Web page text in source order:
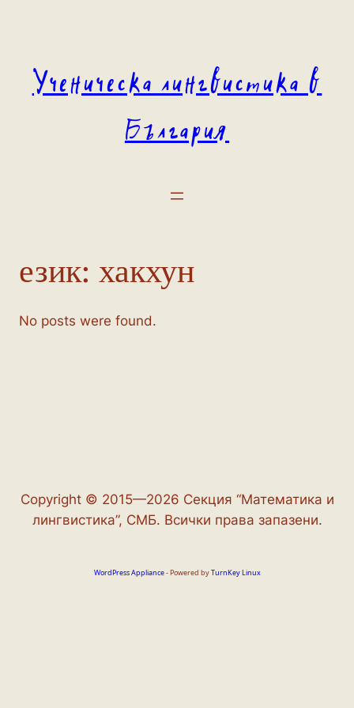
Ученическа лингвистика в
България
език: хакхун
No posts were found.
Copyright © 2015—2026 Секция “Математика и
лингвистика”, СМБ. Всички права запазени.
WordPress Appliance- Powered byTurnKey Linux